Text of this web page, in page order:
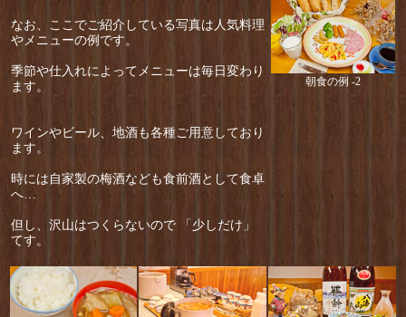
なお、ここでご紹介している写真は人気料理
やメニューの例です。
季節や仕入れによってメニューは毎日変わり
ます。
ワインやビール、地酒も各種ご用意しており
ます。
時には自家製の梅酒なども食前酒として食卓
へ…
但し、沢山はつくらないので 「少しだけ」
てす。
朝食の例 -2